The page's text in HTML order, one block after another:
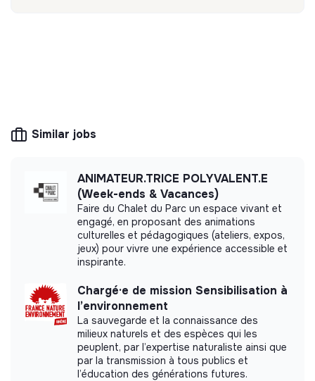
companies and citizens improve their
transition issues, media, etc.
More information
< 15 persons
Tech
Impact study
Similar jobs
ANIMATEUR.TRICE POLYVALENT.E
(Week-ends & Vacances)
Faire du Chalet du Parc un espace vivant et
engagé, en proposant des animations
culturelles et pédagogiques (ateliers, expos,
jeux) pour vivre une expérience accessible et
inspirante.
Chargé·e de mission Sensibilisation à
l’environnement
La sauvegarde et la connaissance des
milieux naturels et des espèces qui les
peuplent, par l’expertise naturaliste ainsi que
par la transmission à tous publics et
l’éducation des générations futures.